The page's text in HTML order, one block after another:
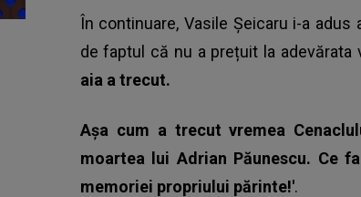
În continuare, Vasile Șeicaru i-a
de faptul că nu a prețuit la
aia a trecut.
Așa cum a trecut vremea
moartea lui Adrian Păunescu. Ce
memoriei propriului părinte!'.